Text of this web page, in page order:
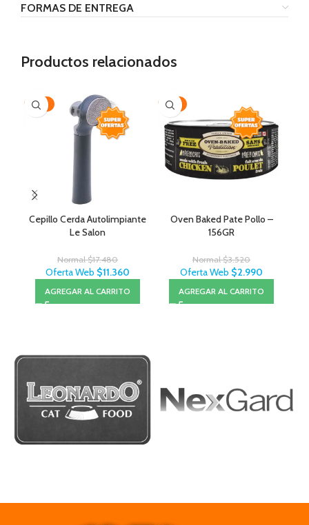
FORMAS DE ENTREGA
Productos relacionados
-35%
Cepillo Cerda Autolimpiante
Le Salon
Normal$17.480
Oferta Web $11.360
AGREGAR AL CARRITO
-15%
Oven Baked Pate Pollo –
156GR
Normal$3.520
Oferta Web $2.990
AGREGAR AL CARRITO